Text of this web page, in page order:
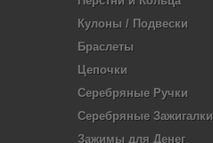
Кулоны / Подвески
Браслеты
Цепочки
Серебряные Ручки
Серебряные Зажигалки
Зажимы для Денег